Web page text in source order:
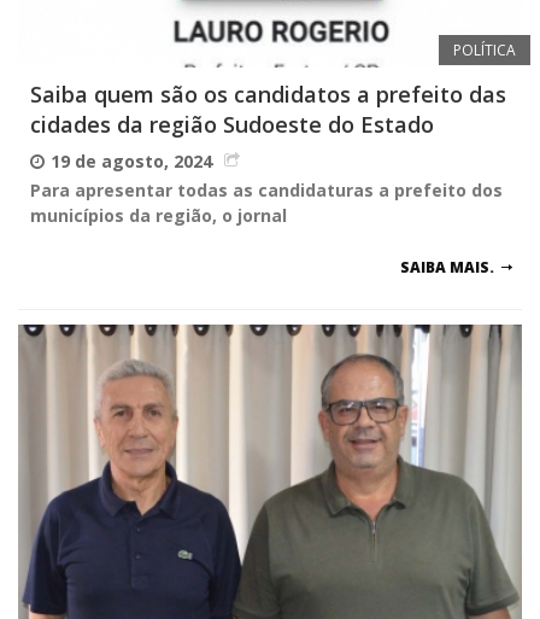
POLÍTICA
Saiba quem são os candidatos a prefeito das
cidades da região Sudoeste do Estado
19 de agosto, 2024
Para apresentar todas as candidaturas a prefeito dos
municípios da região, o jornal
SAIBA MAIS.